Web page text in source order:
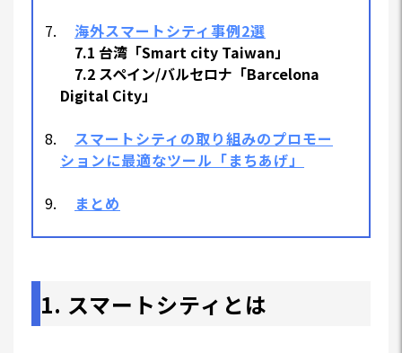
海外スマートシティ事例2選
7.1 台湾「Smart city Taiwan」
7.2 スペイン/バルセロナ「Barcelona
Digital City」
スマートシティの取り組みのプロモー
ションに最適なツール「まちあげ」
まとめ
1. スマートシティとは